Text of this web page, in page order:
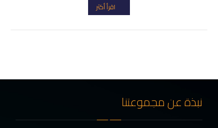
اقرأ أكثر
نبذة عن مجموعتنا